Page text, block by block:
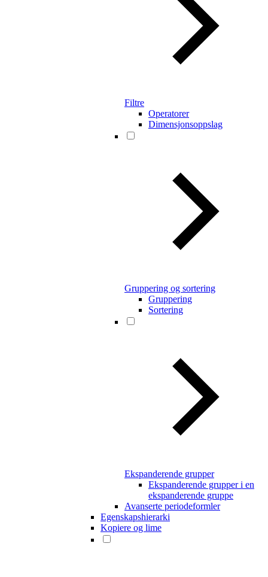
Filtre
Operatorer
Dimensjonsoppslag
Gruppering og sortering
Gruppering
Sortering
Ekspanderende grupper
Ekspanderende grupper i en
ekspanderende gruppe
Avanserte periodeformler
Egenskapshierarki
Kopiere og lime